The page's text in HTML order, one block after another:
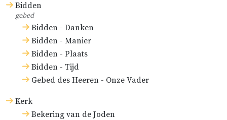
Bidden
gebed
Bidden - Danken
Bidden - Manier
Bidden - Plaats
Bidden - Tijd
Gebed des Heeren - Onze Vader
Kerk
Bekering van de Joden